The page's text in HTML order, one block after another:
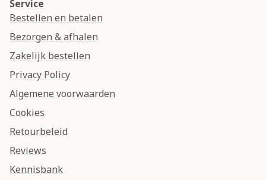
Service
Bestellen en betalen
Bezorgen & afhalen
Zakelijk bestellen
Privacy Policy
Algemene voorwaarden
Cookies
Retourbeleid
Reviews
Kennisbank